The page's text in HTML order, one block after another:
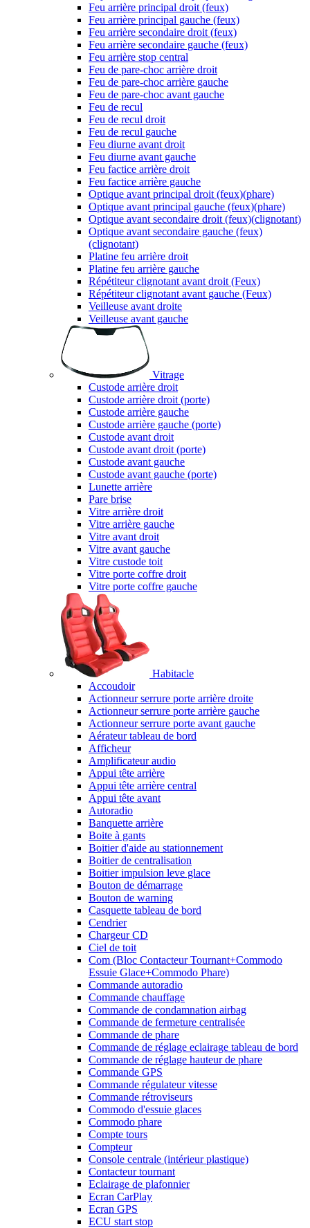
Feu arrière principal droit (feux)
Feu arrière principal gauche (feux)
Feu arrière secondaire droit (feux)
Feu arrière secondaire gauche (feux)
Feu arrière stop central
Feu de pare-choc arrière droit
Feu de pare-choc arrière gauche
Feu de pare-choc avant gauche
Feu de recul
Feu de recul droit
Feu de recul gauche
Feu diurne avant droit
Feu diurne avant gauche
Feu factice arrière droit
Feu factice arrière gauche
Optique avant principal droit (feux)(phare)
Optique avant principal gauche (feux)(phare)
Optique avant secondaire droit (feux)(clignotant)
Optique avant secondaire gauche (feux)
(clignotant)
Platine feu arrière droit
Platine feu arrière gauche
Répétiteur clignotant avant droit (Feux)
Répétiteur clignotant avant gauche (Feux)
Veilleuse avant droite
Veilleuse avant gauche
Vitrage
Custode arrière droit
Custode arrière droit (porte)
Custode arrière gauche
Custode arrière gauche (porte)
Custode avant droit
Custode avant droit (porte)
Custode avant gauche
Custode avant gauche (porte)
Lunette arrière
Pare brise
Vitre arrière droit
Vitre arrière gauche
Vitre avant droit
Vitre avant gauche
Vitre custode toit
Vitre porte coffre droit
Vitre porte coffre gauche
Habitacle
Accoudoir
Actionneur serrure porte arrière droite
Actionneur serrure porte arrière gauche
Actionneur serrure porte avant gauche
Aérateur tableau de bord
Afficheur
Amplificateur audio
Appui tête arrière
Appui tête arrière central
Appui tête avant
Autoradio
Banquette arrière
Boite à gants
Boitier d'aide au stationnement
Boitier de centralisation
Boitier impulsion leve glace
Bouton de démarrage
Bouton de warning
Casquette tableau de bord
Cendrier
Chargeur CD
Ciel de toit
Com (Bloc Contacteur Tournant+Commodo
Essuie Glace+Commodo Phare)
Commande autoradio
Commande chauffage
Commande de condamnation airbag
Commande de fermeture centralisée
Commande de phare
Commande de réglage eclairage tableau de bord
Commande de réglage hauteur de phare
Commande GPS
Commande régulateur vitesse
Commande rétroviseurs
Commodo d'essuie glaces
Commodo phare
Compte tours
Compteur
Console centrale (intérieur plastique)
Contacteur tournant
Eclairage de plafonnier
Ecran CarPlay
Ecran GPS
ECU start stop